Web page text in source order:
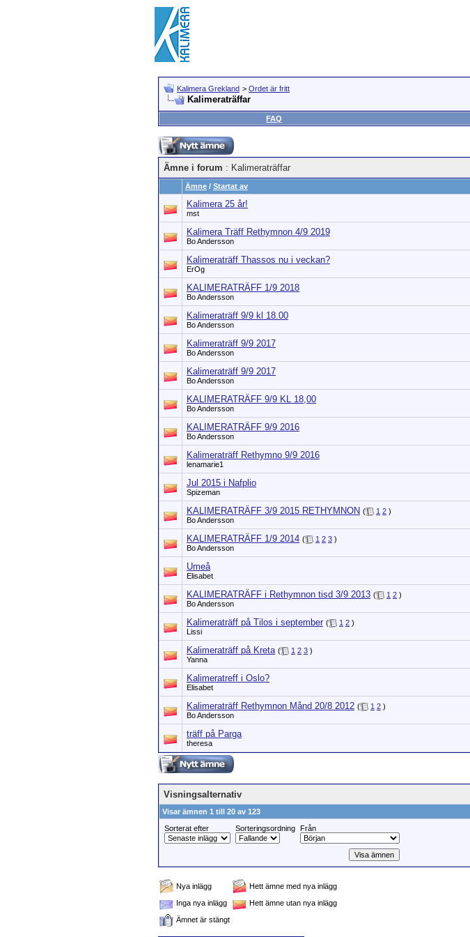
Kalimera Grekland > Ordet är fritt
Kalimeraträffar
FAQ
Ämne i forum : Kalimeraträffar
Ämne / Startat av
Kalimera 25 år!
mst
Kalimera Träff Rethymnon 4/9 2019
Bo Andersson
Kalimeraträff Thassos nu i veckan?
ErOg
KALIMERATRÄFF 1/9 2018
Bo Andersson
Kalimeraträff 9/9 kl 18.00
Bo Andersson
Kalimeraträff 9/9 2017
Bo Andersson
Kalimeraträff 9/9 2017
Bo Andersson
KALIMERATRÄFF 9/9 KL 18,00
Bo Andersson
KALIMERATRÄFF 9/9 2016
Bo Andersson
Kalimeraträff Rethymno 9/9 2016
lenamarie1
Jul 2015 i Nafplio
Spizeman
KALIMERATRÄFF 3/9 2015 RETHYMNON ( 1 2 )
Bo Andersson
KALIMERATRÄFF 1/9 2014 ( 1 2 3 )
Bo Andersson
Umeå
Elisabet
KALIMERATRÄFF i Rethymnon tisd 3/9 2013 ( 1 2 )
Bo Andersson
Kalimeraträff på Tilos i september ( 1 2 )
Lissi
Kalimeraträff på Kreta ( 1 2 3 )
Yanna
Kalimeratreff i Oslo?
Elisabet
Kalimeraträff Rethymnon Månd 20/8 2012 ( 1 2 )
Bo Andersson
träff på Parga
theresa
Visningsalternativ
Visar ämnen 1 till 20 av 123
Sorterat efter
Sorteringsordning Från
Nya inlägg
Hett ämne med nya inlägg
Inga nya inlägg
Hett ämne utan nya inlägg
Ämnet är stängt